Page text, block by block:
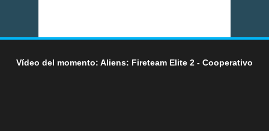
Vídeo del momento: Aliens: Fireteam Elite 2 - Cooperativo